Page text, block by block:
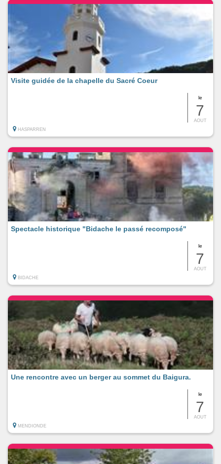
le
7
AOUT
Visite guidée de la chapelle du Sacré Coeur
HASPARREN
le
7
AOUT
Spectacle historique "Bidache le passé recomposé"
BIDACHE
le
7
AOUT
Une rencontre avec un berger au sommet du Baigura.
MENDIONDE